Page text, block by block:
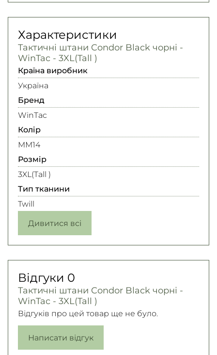
Характеристики
Тактичні штани Condor Black чорні -
WinTac - 3XL(Tall )
Країна виробник
Україна
Бренд
WinTac
Колір
MM14
Розмір
3XL(Tall )
Тип тканини
Twill
Дивитися всі
Відгуки 0
Тактичні штани Condor Black чорні -
WinTac - 3XL(Tall )
Відгуків про цей товар ще не було.
Написати відгук